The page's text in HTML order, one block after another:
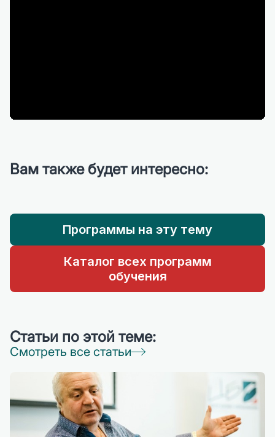
Вам также будет интересно:
Программы на эту тему
Каталог всех программ
обучения
Статьи по этой теме:
Смотреть все статьи